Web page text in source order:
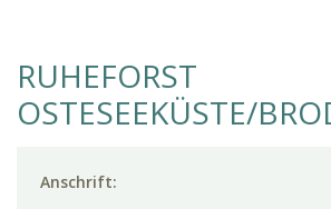
RUHEFORST
OSTESEEKÜSTE/
Anschrift: